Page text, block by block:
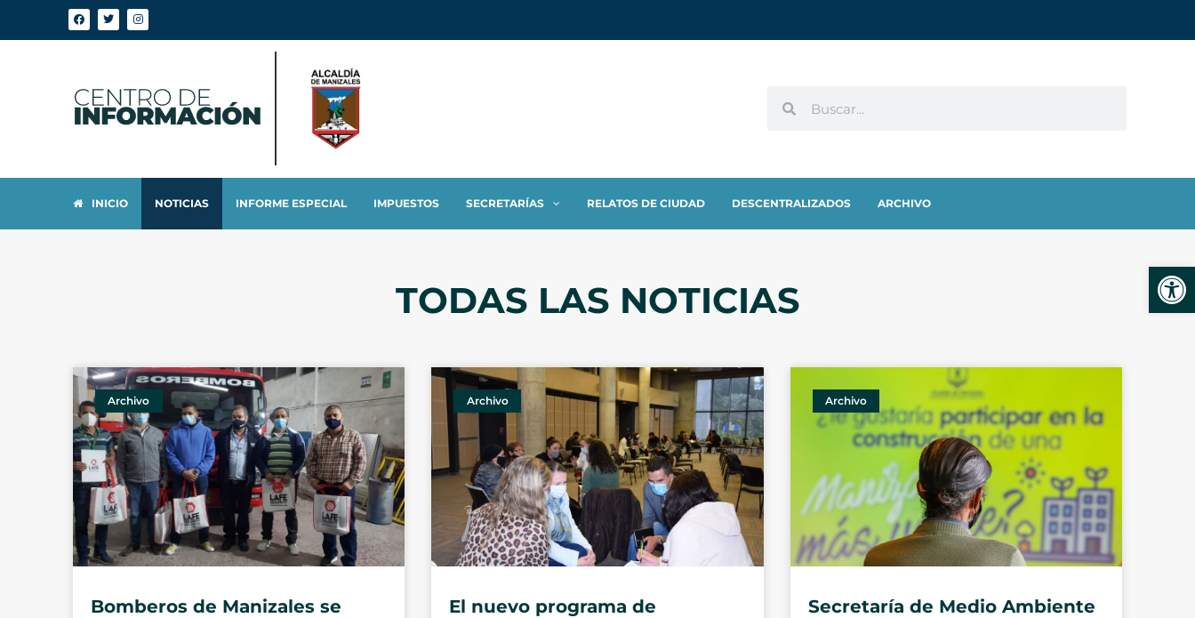
INICIO NOTICIAS INFORME ESPECIAL IMPUESTOS SECRETARÍAS RELATOS DE CIUDAD DESCENTRALIZADOS ARCHIVO
TODAS LAS NOTICIAS
Archivo
Bomberos de Manizales se
Archivo
El nuevo programa de
Archivo
Secretaría de Medio Ambiente